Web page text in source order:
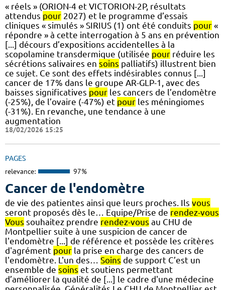
« réels » (ORION-4 et VICTORION-2P, résultats
attendus pour 2027) et le programme d’essais
cliniques « simulés » SIRIUS (1) ont été conduits pour «
répondre » à cette interrogation à 5 ans en prévention
[...] décours d’expositions accidentelles à la
scopolamine transdermique (utilisée pour réduire les
sécrétions salivaires en soins palliatifs) illustrent bien
ce sujet. Ce sont des effets indésirables connus [...]
cancer de 17% dans le groupe AR-GLP-1, avec des
baisses significatives pour les cancers de l’endomètre
(-25%), de l’ovaire (-47%) et pour les méningiomes
(-31%). En revanche, une tendance à une
augmentation
18/02/2026 15:25
PAGES
relevance: 97%
Cancer de l'endomètre
de vie des patientes ainsi que leurs proches. Ils vous
seront proposés dès le… Equipe/Prise de rendez-vous
Vous souhaitez prendre rendez-vous au CHU de
Montpellier suite à une suspicion de cancer de
l'endomètre [...] de référence et possède les critères
d'agrément pour la prise en charge des cancers de
l'endomètre. L'un des… Soins de support C’est un
ensemble de soins et soutiens permettant
d’améliorer la qualité de [...] le cadre d'une médecine